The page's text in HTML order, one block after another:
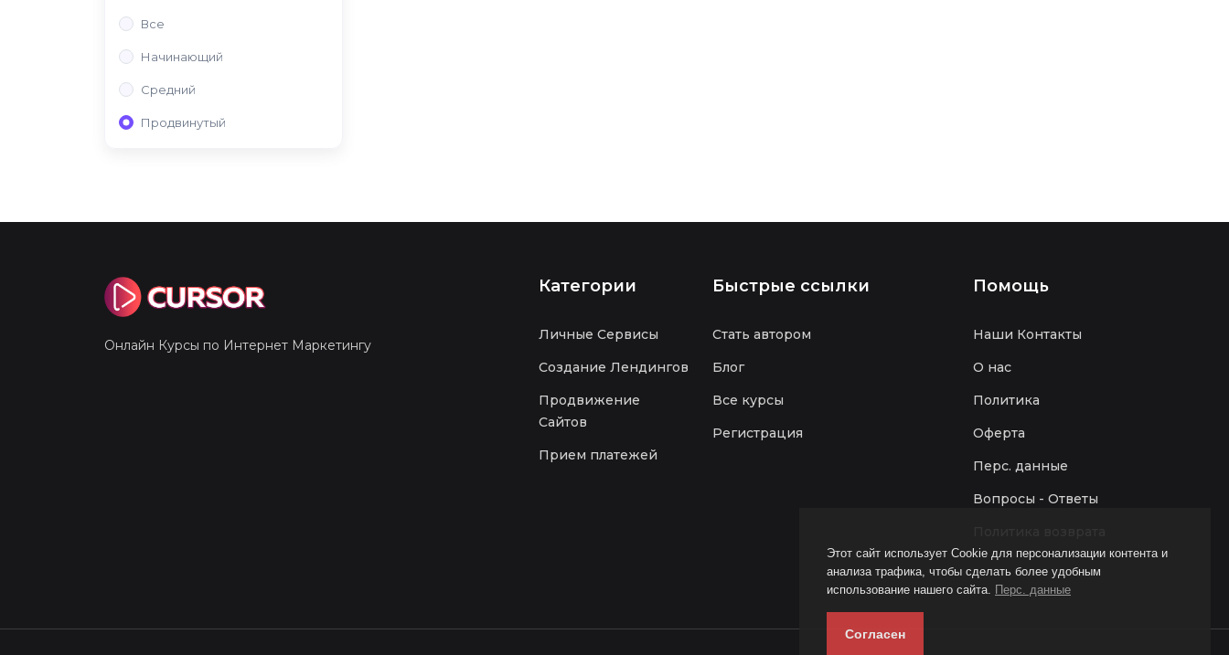
Этот сайт использует Cookie для персонализации контента и
анализа трафика, чтобы сделать более удобным
использование нашего сайта. Перс. данные
Согласен
Все
Начинающий
Средний
Продвинутый
Онлайн Курсы по Интернет Маркетингу
Категории
Личные Сервисы
Создание Лендингов
Продвижение
Сайтов
Прием платежей
Быстрые ссылки
Стать автором
Блог
Все курсы
Регистрация
Помощь
Наши Контакты
О нас
Политика
Оферта
Перс. данные
Вопросы - Ответы